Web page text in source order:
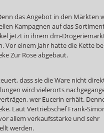
das Angebot in den Märkten
Kampagnen auf das
jetzt in ihrem dm-
Vor einem Jahr hatte die Kette
Zur Rose abgebaut.
dass sie die Ware nicht
wird vielerorts
wer Eucerin erhält.
Laut Vertriebschef Frank-
allem verkaufsstarke und sehr
werden.